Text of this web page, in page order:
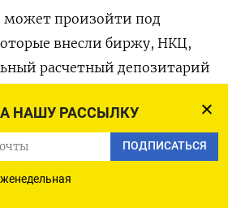
НАШУ РАССЫЛКУ
ПОДПИСАТЬСЯ
может произойти под
внесли биржу, НКЦ,
расчетный депозитарий
30 лет эпохе свободных
мировыми валютами